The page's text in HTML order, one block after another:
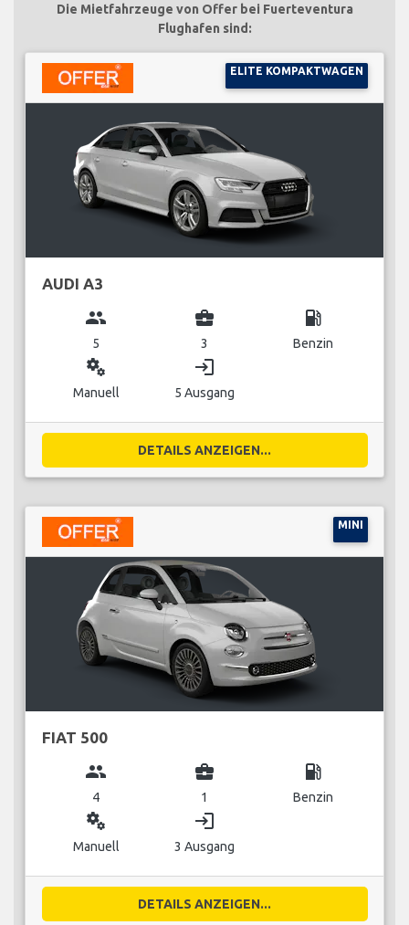
Die Mietfahrzeuge von Offer bei Fuerteventura
Flughafen sind:
ELITE KOMPAKTWAGEN
AUDI A3
group
5
business_center
3
local_gas_station
Benzin
miscellaneous_services
Manuell
login
5 Ausgang
DETAILS ANZEIGEN...
MINI
FIAT 500
group
4
business_center
1
local_gas_station
Benzin
miscellaneous_services
Manuell
login
3 Ausgang
DETAILS ANZEIGEN...